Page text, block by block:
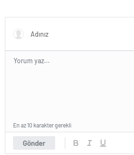
Gönder
En az 10 karakter gerekli